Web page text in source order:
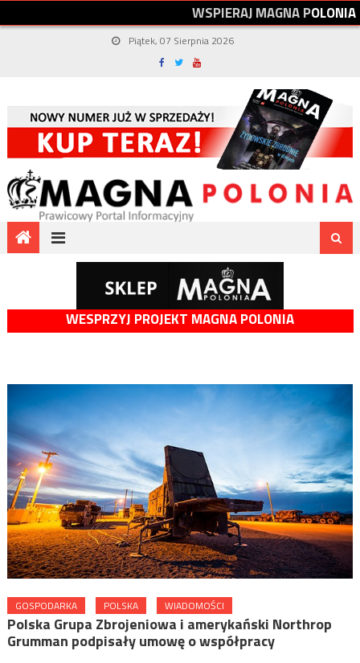
WSPIERAJMAGNAPOLONIA
Piątek, 07 Sierpnia 2026
WESPRZYJ PROJEKT MAGNA POLONIA
GOSPODARKA POLSKA WIADOMOŚCI
Polska Grupa Zbrojeniowa i amerykański Northrop
Grumman podpisały umowę o współpracy